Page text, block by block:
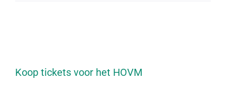
Koop tickets voor het HOVM